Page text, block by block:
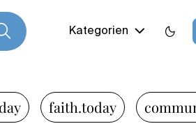
Kategorien
faith.today